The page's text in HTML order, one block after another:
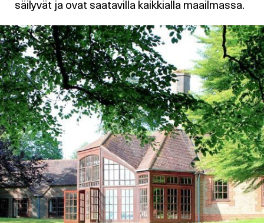
säilyvät ja ovat saatavilla kaikkialla maailmassa.